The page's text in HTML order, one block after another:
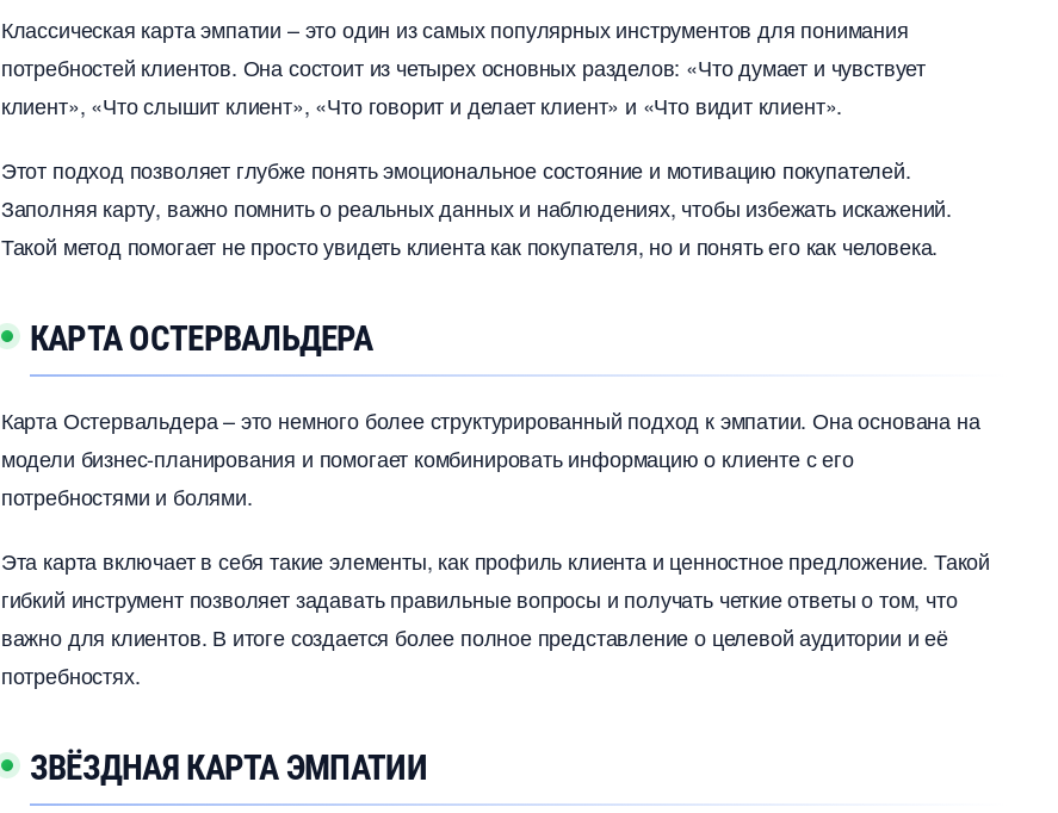
Классическая карта эмпатии – это один из самых популярных инструментов для понимания
потребностей клиентов. Она состоит из четырех основных разделов: «Что думает и чувствует
клиент», «Что слышит клиент», «Что говорит и делает клиент» и «Что видит клиент».
Этот подход позволяет глубже понять эмоциональное состояние и мотивацию покупателей.
Заполняя карту, важно помнить о реальных данных и наблюдениях, чтобы избежать искажений.
Такой метод помогает не просто увидеть клиента как покупателя, но и понять его как человека.
КАРТА ОСТЕРВАЛЬДЕРА
Карта Остервальдера – это немного более структурированный подход к эмпатии. Она основана на
модели бизнес-планирования и помогает комбинировать информацию о клиенте с его
потребностями и болями.
Эта карта включает в себя такие элементы, как профиль клиента и ценностное предложение. Такой
ибкий инструмент позволяет задавать правильные вопросы и получать четкие ответы о том, что
ажно для клиентов. В итоге создается более полное представление о целевой аудитории и её
потребностях.
ЗВЁЗДНАЯ КАРТА ЭМПАТИИ